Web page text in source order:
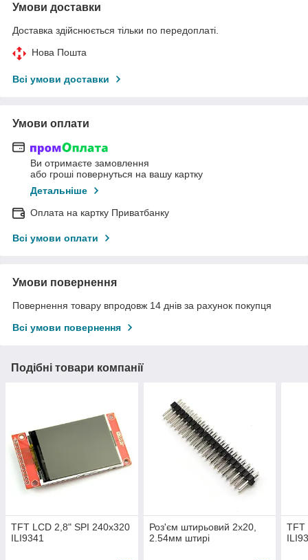
Умови доставки
Доставка здійснюється тільки по передоплаті.
Нова Пошта
Всі умови доставки
Умови оплати
Ви отримаєте замовлення
або гроші повернуться на вашу картку
Детальніше
Оплата на картку Приватбанку
Всі умови оплати
Умови повернення
Повернення товару впродовж 14 днів за рахунок покупця
Всі умови повернення
Подібні товари компанії
TFT LCD 2,8" SPI 240x320
ILI9341
Роз'єм штирьовий 2x20,
2.54мм штирі
TFT